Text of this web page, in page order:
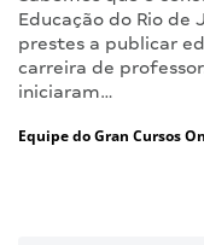
Educação do Rio de
prestes a publicar
carreira de
iniciaram…
Equipe do Gran Cursos